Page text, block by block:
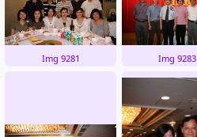
Img 9281 Img 9283